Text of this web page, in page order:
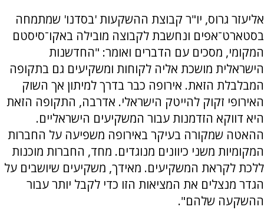
אליעזר גרוס, יו"ר קבוצת ההשקעות 'בסדנו' שמתמחה
בסטארט־אפים ונחשבת לקבוצה מובילה באקו־סיסטם
המקומי, מסכים עם הדברים ואומר: "החדשנות
הישראלית מושכת אליה לקוחות ומשקיעים גם בתקופה
המבלבלת הזאת. אירופה כבר בדרך למיתון אך השוק
האירופי זקוק להייטק הישראלי. אדרבה, התקופה הזאת
היא דווקא הזדמנות עבור המשקיעים הישראליים.
ההאטה שמקורה בעיקר באירופה משפיעה על החברות
המקומיות משני כיוונים מנוגדים. מחד, החברות מוכנות
ללכת לקראת המשקיעים. מאידך, משקיעים שיושבים על
הגדר מנצלים את המציאות הזו כדי לקבל יותר עבור
ההשקעה שלהם".